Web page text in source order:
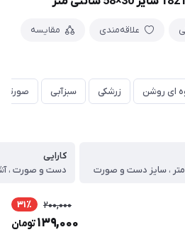
علاقه‌مندی مقایسه
ای روشن زرشکی سبزآبی صورتی
کارایی
دست و صورت ،
200,000 31٪
139,000تومان